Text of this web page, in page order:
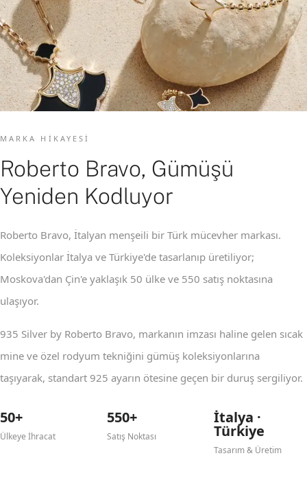
MARKA HIKAYESI
Roberto Bravo, Gümüşü
Yeniden Kodluyor
Roberto Bravo, İtalyan menşeili bir Türk mücevher markası.
Koleksiyonlar İtalya ve Türkiye'de tasarlanıp üretiliyor;
Moskova'dan Çin'e yaklaşık 50 ülke ve 550 satış noktasına
ulaşıyor.
935 Silver by Roberto Bravo, markanın imzası haline gelen sıcak
mine ve özel rodyum tekniğini gümüş koleksiyonlarına
taşıyarak, standart 925 ayarın ötesine geçen bir duruş sergiliyor.
50+
Ülkeye İhracat
550+
Satış Noktası
İtalya ·
Türkiye
Tasarım & Üretim